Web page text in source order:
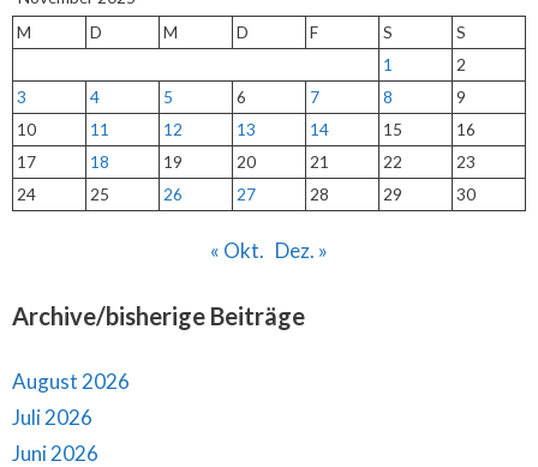
M
D M D F S
S
1
2
3
4 5 6 7 8
9
10
11 12 13 14 15
16
17
18 19 20 21 22
23
24
25 26 27 28 29 30
« Okt. Dez. »
Archive/bisherige Beiträge
August 2026
Juli 2026
Juni 2026